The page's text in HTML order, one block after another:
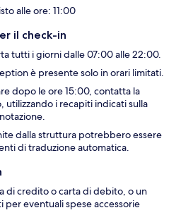
alle ore: 11:00
il check-in
tutti i giorni dalle 07:00 alle 22:00.
è presente solo in orari limitati.
dopo le ore 15:00, contatta la
utilizzando i recapiti indicati sulla
dalla struttura potrebbero essere
di traduzione automatica.
di credito o carta di debito, o un
eventuali spese accessorie